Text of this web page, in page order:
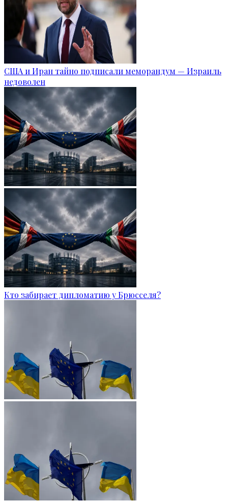
США и Иран тайно подписали меморандум — Израиль
недоволен
Кто забирает дипломатию у Брюсселя?